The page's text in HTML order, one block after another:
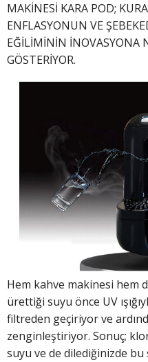
MAKİNESİ KARA POD;
ENFLASYONUN VE
EĞİLİMİNİN İNOVASYONA
GÖSTERİYOR.
Hem kahve makinesi hem
ürettiği suyu önce UV
filtreden geçiriyor ve
zenginleştiriyor. Sonuç;
suyu ve de dilediğinizde bu